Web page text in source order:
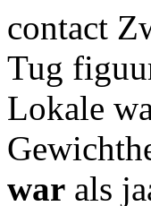
contact
Tug
Lokale
war als